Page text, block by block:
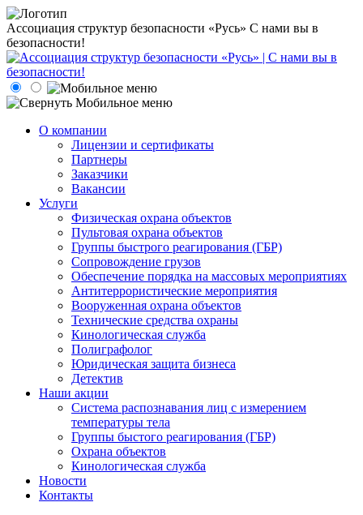
Ассоциация структур безопасности «Русь» С нами вы в
безопасности!
О компании
Лицензии и сертификаты
Партнеры
Заказчики
Вакансии
Услуги
Физическая охрана объектов
Пультовая охрана объектов
Группы быстрого реагирования (ГБР)
Сопровождение грузов
Обеспечение порядка на массовых мероприятиях
Антитеррористические мероприятия
Вооруженная охрана объектов
Технические средства охраны
Кинологическая служба
Полиграфолог
Юридическая защита бизнеса
Детектив
Наши акции
Система распознавания лиц с измерением
температуры тела
Группы быстого реагирования (ГБР)
Охрана объектов
Кинологическая служба
Новости
Контакты